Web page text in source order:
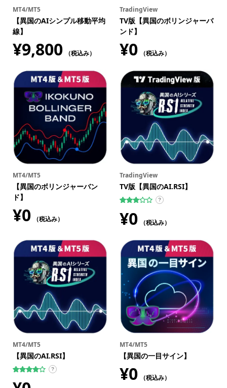
MT4/MT5
【異国のAIシンプル移動平均
線】
¥9,800 （税込み）
TradingView
TV版【異国のボリンジャーバ
ンド】
¥0 （税込み）
MT4/MT5
【異国のボリンジャーバン
ド】
¥0 （税込み）
TradingView
TV版【異国のAI.RSI】
用者評
価に基
価のう
ち、
3.00
?
¥0 （税込み）
MT4/MT5
【異国のAI.RSI】
者評価に
?
MT4/MT5
【異国の一目サイン】
¥0 （税込み）